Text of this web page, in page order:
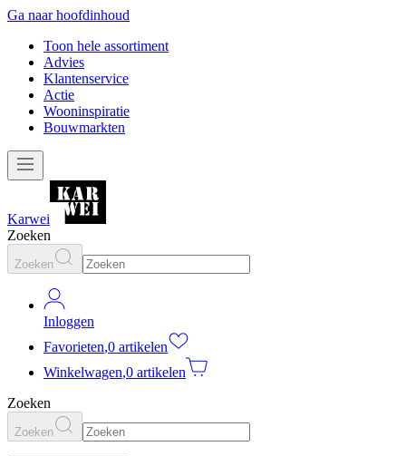
Ga naar hoofdinhoud
Toon hele assortiment
Advies
Klantenservice
Actie
Wooninspiratie
Bouwmarkten
Karwei
Zoeken
Zoeken
Inloggen
Favorieten,0 artikelen
Winkelwagen,0 artikelen
Zoeken
Zoeken